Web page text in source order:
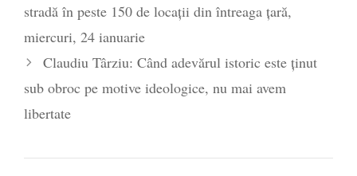
stradă în peste 150 de locații din întreaga țară,
miercuri, 24 ianuarie
Claudiu Târziu: Când adevărul istoric este ținut
sub obroc pe motive ideologice, nu mai avem
libertate